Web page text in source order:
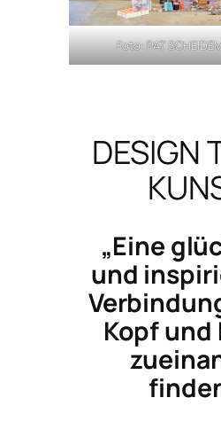
Foto: PAT
DESIGN
„Eine
und
Kopf und